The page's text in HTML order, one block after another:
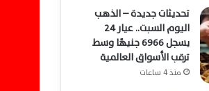
تحديثات جديدة – الذهب
اليوم السبت.. عيار 24
يسجل 6966 جنيهًا وسط
ترقب الأسواق العالمية
منذ 4 ساعات